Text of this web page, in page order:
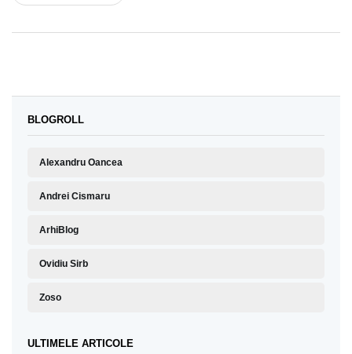
BLOGROLL
Alexandru Oancea
Andrei Cismaru
ArhiBlog
Ovidiu Sirb
Zoso
ULTIMELE ARTICOLE